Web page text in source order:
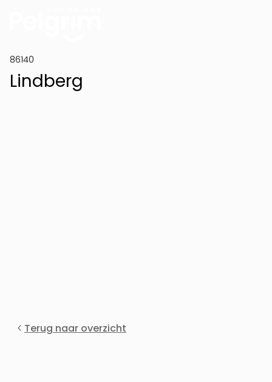
86140
Lindberg
Terug naar overzicht